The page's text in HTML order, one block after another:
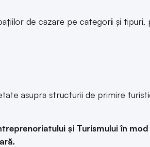
de cazare pe categorii și tipuri,
asupra structurii de primire
și Turismului în